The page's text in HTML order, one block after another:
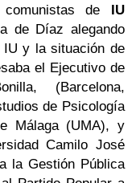
de IU
de Díaz alegando
y la situación de
el Ejecutivo de
(Barcelona,
de Psicología
Málaga (UMA), y
Camilo José
la Gestión Pública